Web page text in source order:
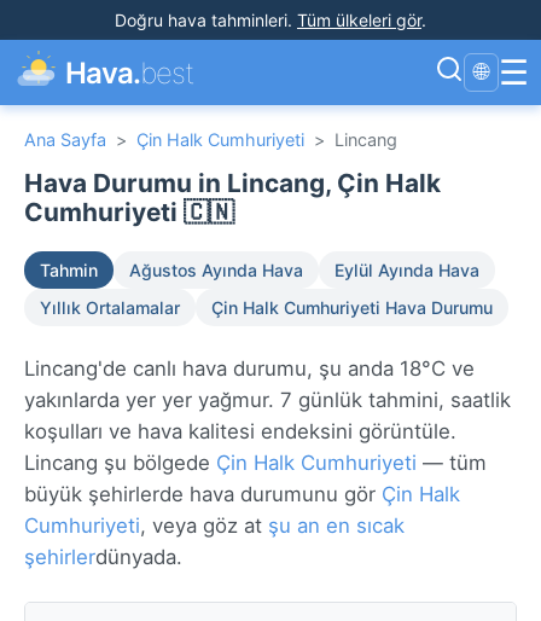
Doğru hava tahminleri. Tüm ülkeleri gör.
Hava.best 🌐 ☰
Ana Sayfa > Çin Halk Cumhuriyeti > Lincang
Hava Durumu in Lincang, Çin Halk
Cumhuriyeti 🇨🇳
Tahmin Ağustos Ayında Hava
Eylül Ayında Hava
Yıllık Ortalamalar
Çin Halk Cumhuriyeti Hava Durumu
Lincang'de canlı hava durumu, şu anda 18°C ve
yakınlarda yer yer yağmur. 7 günlük tahmini, saatlik
koşulları ve hava kalitesi endeksini görüntüle.
Lincang şu bölgede Çin Halk Cumhuriyeti — tüm
büyük şehirlerde hava durumunu gör Çin Halk
Cumhuriyeti, veya göz at şu an en sıcak
şehirlerdünyada.